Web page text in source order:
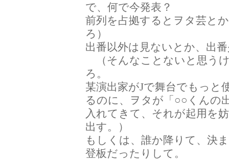
で、何で今発表？
前列を占拠するとヲタ芸と
ろ）
出番以外は見ないとか、出
（そんなことないと思う
ろ。
某演出家がJで舞台でもっと
るのに、ヲタが「○○くんの
入れてきて、それが起用を
出す。）
もしくは、誰か降りて、決
登板だったりして。